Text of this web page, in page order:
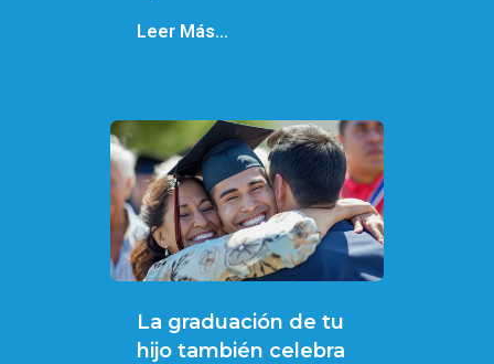
Leer Más...
La graduación de tu
hijo también celebra